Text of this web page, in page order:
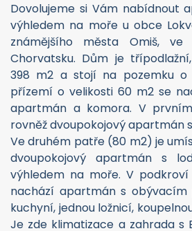
Dovolujeme si Vám nabídnout
výhledem na moře u obce
známějšího města Omiš,
Chorvatsku. Dům je
398 m2 a stojí na pozemku o
přízemí o velikosti 60 m2 se
apartmán a komora. V
rovněž dvoupokojový apartmán
Ve druhém patře (80 m2) je
dvoupokojový apartmán s
výhledem na moře. V
nachází apartmán s obývacím
kuchyní, jednou ložnicí,
Je zde klimatizace a zahrada s